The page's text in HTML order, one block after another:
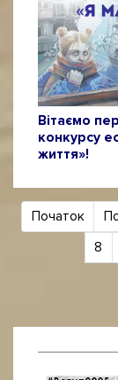
Вітаємо
конкурсу
життя»!
Початок
8